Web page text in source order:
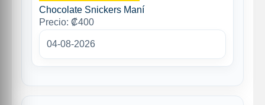
Chocolate Snickers Maní
Precio: ₡400
04-08-2026